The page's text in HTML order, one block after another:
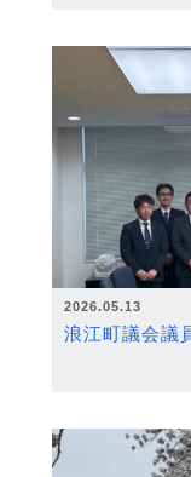
2026.05.13
浪江町議会議